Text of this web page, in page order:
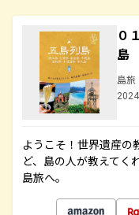
０
島
島旅
ようこそ！世界遺産の
ど、島の人が教えてく
島旅へ。